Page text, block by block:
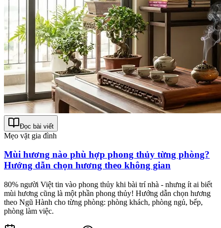
Đọc bài viết
Mẹo vặt gia đình
Mùi hương nào phù hợp phong thủy từng phòng?
Hướng dẫn chọn hương theo không gian
80% người Việt tin vào phong thủy khi bài trí nhà - nhưng ít ai biết
mùi hương cũng là một phần phong thủy! Hướng dẫn chọn hương
theo Ngũ Hành cho từng phòng: phòng khách, phòng ngủ, bếp,
phòng làm việc.